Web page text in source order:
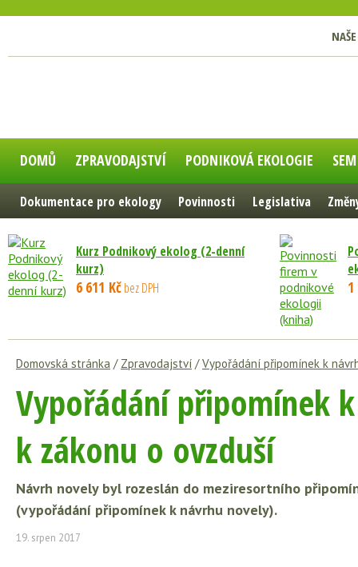
DOMŮ ZPRAVODAJSTVÍ PODNIKOVÁ EKOLOGIE
Dokumentace pro ekology Povinnosti Legislativa
Kurz Podnikový ekolog (2-denní
kurz)
6 611 Kčbez DPH 1
Domovská stránka / Zpravodajství /Vypořádání připomínek k
Vypořádání připomínek
k zákonu o ovzduší
Návrh novely byl rozeslán do meziresortního
(vypořádání připomínek k návrhu novely).
19. srpen 2017